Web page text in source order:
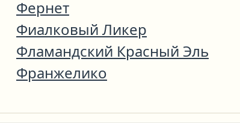
Фернет
Фиалковый Ликер
Фламандский Красный Эль
Франжелико